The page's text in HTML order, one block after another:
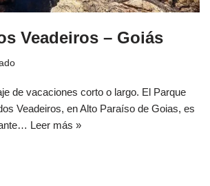
Veadeiros – Goiás
de vacaciones corto o largo. El Parque
Veadeiros, en Alto Paraíso de Goias, es
Leer más »